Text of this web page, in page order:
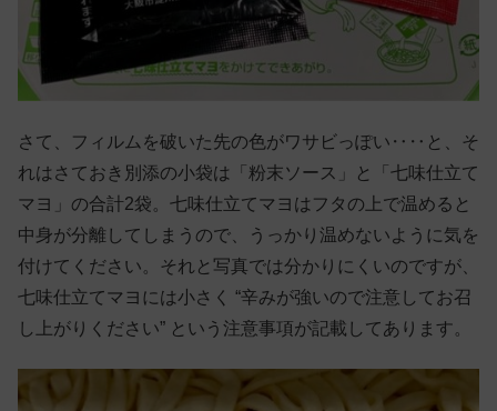
さて、フィルムを破いた先の色がワサビっぽい‥‥と、そ
れはさておき別添の小袋は「粉末ソース」と「七味仕立て
マヨ」の合計2袋。七味仕立てマヨはフタの上で温めると
中身が分離してしまうので、うっかり温めないように気を
付けてください。それと写真では分かりにくいのですが、
七味仕立てマヨには小さく “辛みが強いので注意してお召
し上がりください” という注意事項が記載してあります。